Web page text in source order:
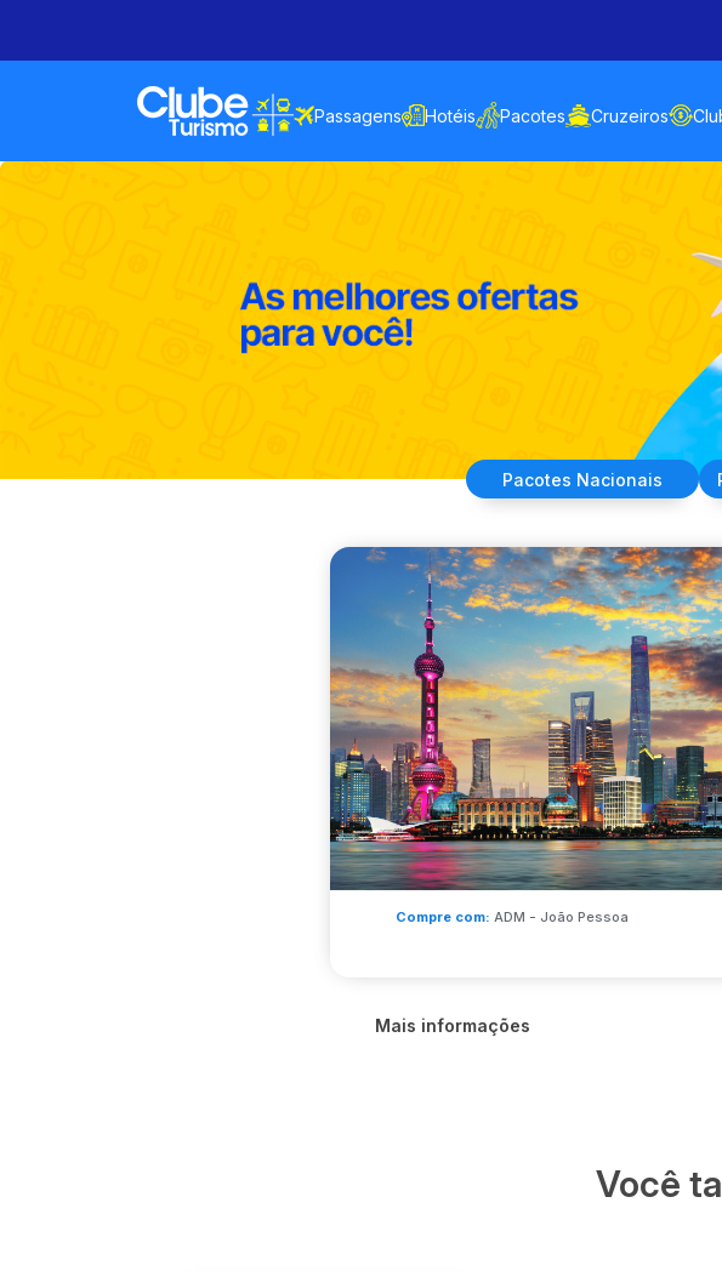
Passagens Hotéis Pacotes Cruzeiros
Pacotes Nacionais
Compre com: ADM - João Pessoa
Mais informações
Você